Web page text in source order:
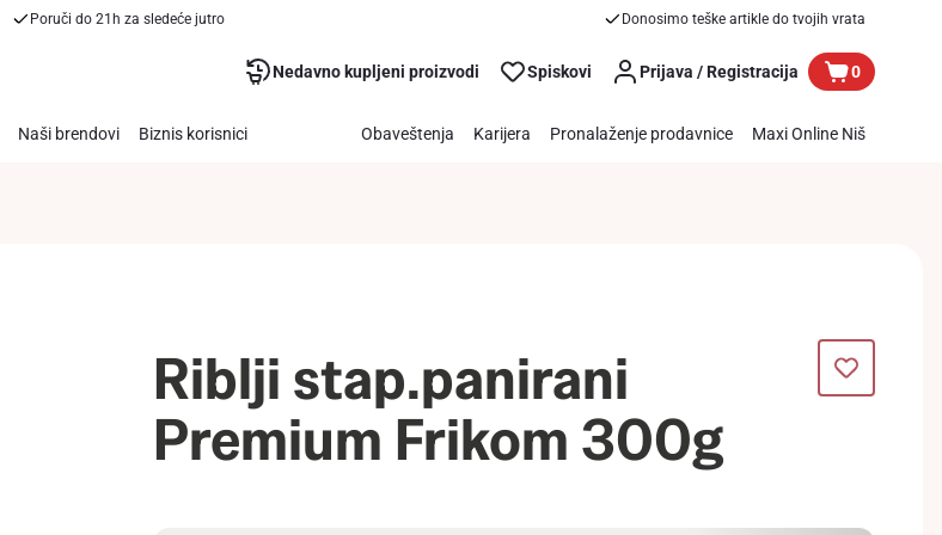
Poruči do 21h za sledeće jutro Donosimo teške artikle do tvojih vrata
Nedavno kupljeni proizvodi Spiskovi Prijava / Registracija 0
Naši brendovi Biznis korisnici Obaveštenja Karijera Pronalaženje prodavnice Maxi Online Niš
Riblji stap.panirani
Premium Frikom 300g